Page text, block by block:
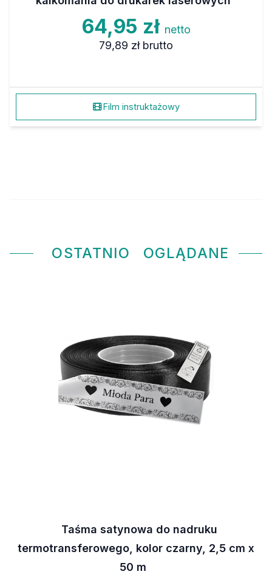
64,95 zł netto
79,89 zł brutto
Film instruktażowy
OSTATNIO OGLĄDANE
Taśma satynowa do nadruku
termotransferowego, kolor czarny, 2,5 cm x
50 m